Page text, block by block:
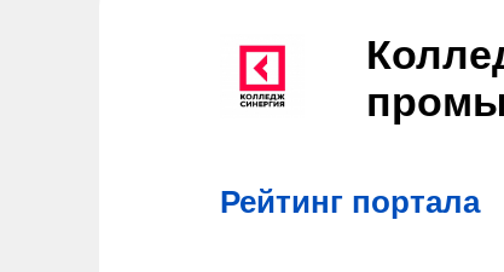
Рейтинг портала